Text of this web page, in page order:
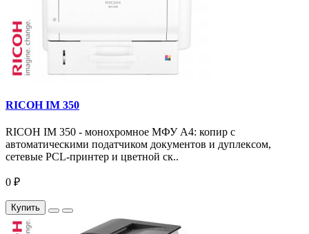
RICOH IM 350
RICOH IM 350 - монохромное МФУ A4: копир с
автоматическими податчиком документов и дуплексом,
сетевые PCL-принтер и цветной ск..
0 ₽
Купить